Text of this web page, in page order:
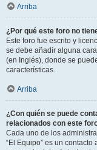
Arriba
¿Por qué este foro no
Este foro fue escrito y
se debe añadir alguna
(en Inglés), donde se
características.
Arriba
¿Con quién se puede
relacionados con este
Cada uno de los
“El Equipo” es un